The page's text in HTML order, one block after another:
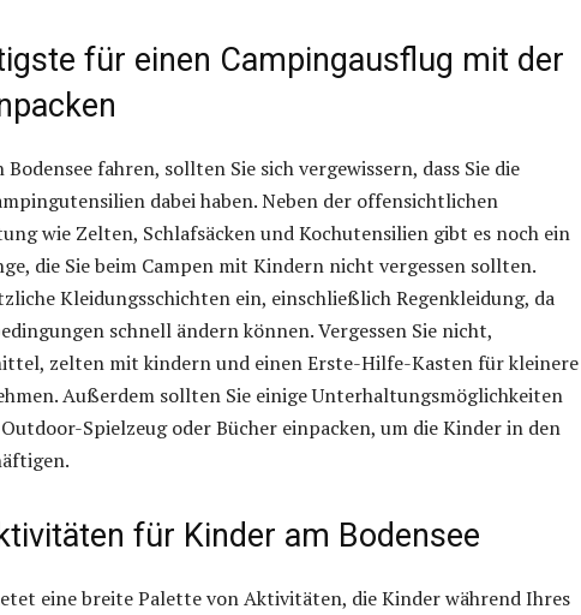
für einen Campingausflug mit der
Bodensee fahren, sollten Sie sich vergewissern, dass Sie die
dabei haben. Neben der offensichtlichen
wie Zelten, Schlafsäcken und Kochutensilien gibt es noch ein
die Sie beim Campen mit Kindern nicht vergessen sollten.
Kleidungsschichten ein, einschließlich Regenkleidung, da
schnell ändern können. Vergessen Sie nicht,
zelten mit kindern und einen Erste-Hilfe-Kasten für kleinere
Außerdem sollten Sie einige Unterhaltungsmöglichkeiten
Spielzeug oder Bücher einpacken, um die Kinder in den
für Kinder am Bodensee
eine breite Palette von Aktivitäten, die Kinder während Ihres